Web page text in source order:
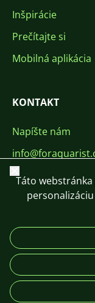
Inšpirácie
Prečítajte si
Mobilná aplikácia
KONTAKT
Napíšte nám
+420 603 449 602
Zavrieť
Táto